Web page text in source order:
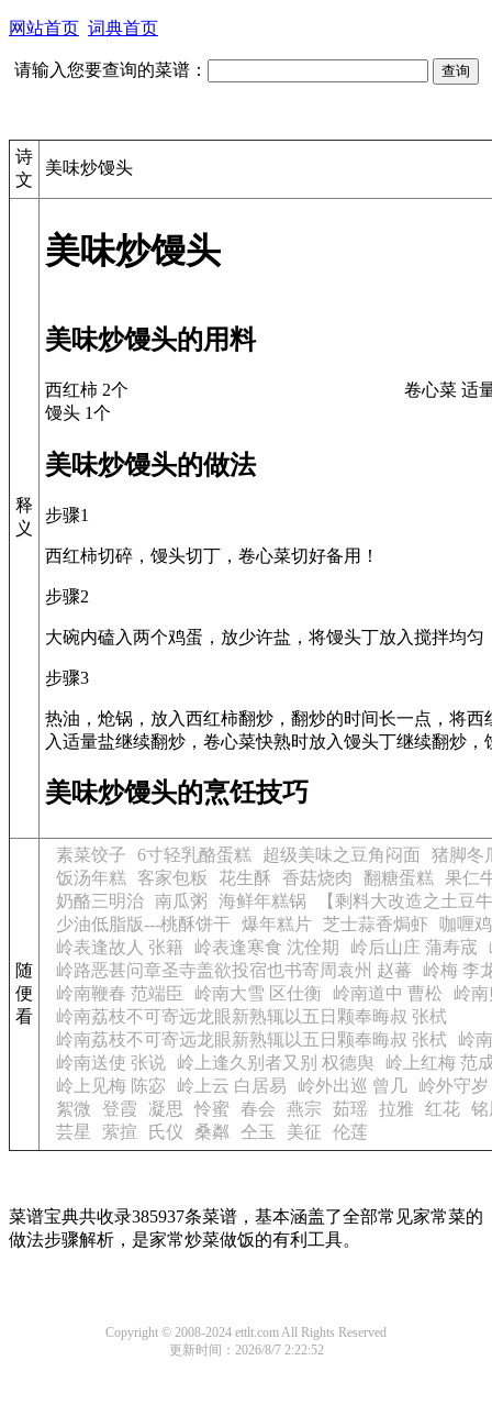
网站首页 词典首页
请输入您要查询的菜谱：
诗
文
美味炒馒头
释
义
美味炒馒头
美味炒馒头的用料
西红柿 2个
卷心菜 适
馒头 1个
美味炒馒头的做法
步骤1
西红柿切碎，馒头切丁，卷心菜切好备用！
步骤2
大碗内磕入两个鸡蛋，放少许盐，将馒头丁放入搅拌均匀
步骤3
热油，炝锅，放入西红柿翻炒，翻炒的时间长一点，将
入适量盐继续翻炒，卷心菜快熟时放入馒头丁继续翻炒
美味炒馒头的烹饪技巧
随
便
看
素菜饺子 6寸轻乳酪蛋糕 超级美味之豆角闷面
猪脚冬
饭汤年糕
客家包粄 花生酥 香菇烧肉 翻糖蛋糕
果仁
奶酪三明治 南瓜粥 海鲜年糕锅
【剩料大改造之土豆
少油低脂版---桃酥饼干 爆年糕片 芝士蒜香焗虾
咖喱
岭表逢故人 张籍
岭表逢寒食 沈佺期 岭后山庄 蒲寿宬
岭路恶甚问章圣寺盖欲投宿也书寄周袁州 赵蕃
岭梅 李
岭南鞭春 范端臣
岭南大雪 区仕衡 岭南道中 曹松
岭
岭南荔枝不可寄远龙眼新熟辄以五日颗奉晦叔 张栻
岭南荔枝不可寄远龙眼新熟辄以五日颗奉晦叔 张栻
岭
岭南送使 张说
岭上逢久别者又别 权德舆
岭上红梅 范
岭上见梅 陈宓
岭上云 白居易 岭外出巡 曾几
岭外守
絮微
登霞 凝思 怜蜜 春会 燕宗 茹瑶 拉雅 红花 铭
芸星
萦揎 氏仪 桑粼 仝玉 美征 伦莲
菜谱宝典共收录385937条菜谱，基本涵盖了全部常见家常菜的
做法步骤解析，是家常炒菜做饭的有利工具。
Copyright © 2008-2024 ettlt.com All Rights Reserved
更新时间：2026/8/7 2:22:52